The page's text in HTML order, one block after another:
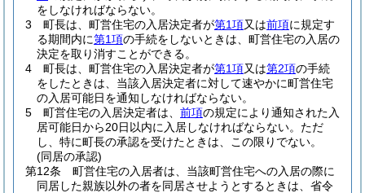
をしなければならない。
3
町長は、町営住宅の入居決定者が第1項又は前項に規定す
る期間内に第1項の手続をしないときは、町営住宅の入居の
決定を取り消すことができる。
4
町長は、町営住宅の入居決定者が第1項又は第2項の手続
をしたときは、当該入居決定者に対して速やかに町営住宅
の入居可能日を通知しなければならない。
5
町営住宅の入居決定者は、 前項の規定により通知された入
居可能日から20日以内に入居しなければならない。 ただ
し、特に町長の承認を受けたときは、この限りでない。
(同居の承認)
第12条
町営住宅の入居者は、当該町営住宅への入居の際に
同居した親族以外の者を同居させようとするときは、省令